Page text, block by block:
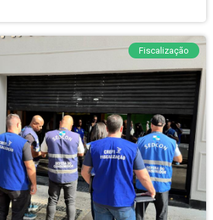
Fiscalização